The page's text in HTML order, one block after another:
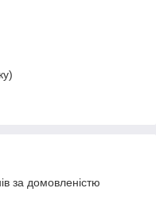
за домовленістю